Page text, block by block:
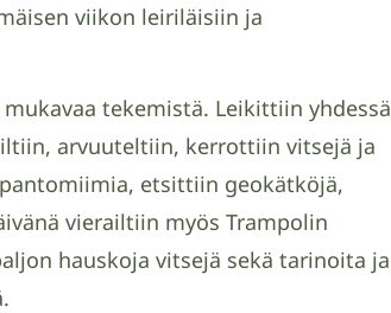
viikon leiriläisiin ja
tekemistä. Leikittiin yhdessä
arvuuteltiin, kerrottiin vitsejä ja
etsittiin geokätköjä,
vierailtiin myös Trampolin
hauskoja vitsejä sekä tarinoita ja